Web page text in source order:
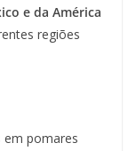
e da América
regiões
em pomares